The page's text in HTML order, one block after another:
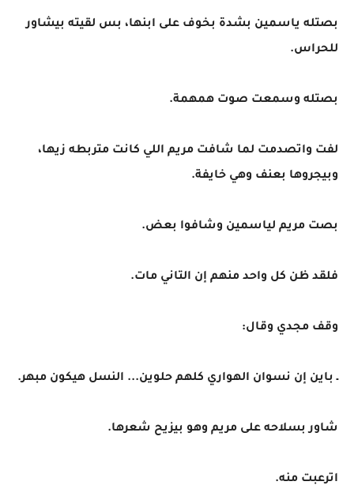
بصتله ياسمين بشدة بخوف على ابنها، بس لقيته بيشاور
للحراس.
بصتله وسمعت صوت همهمة.
لفت واتصدمت لما شافت مريم اللي كانت متربطه زيها،
وبيجروها بعنف وهي خايفة.
بصت مريم لياسمين وشافوا بعض.
فلقد ظن كل واحد منهم إن التاني مات.
وقف مجدي وقال:
ـ باين إن نسوان الهواري كلهم حلوين... النسل هيكون مبهر.
شاور بسلاحه على مريم وهو بيزيح شعرها.
اترعبت منه.